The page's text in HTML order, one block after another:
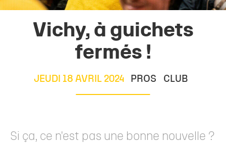
Vichy, à guichets
fermés !
JEUDI 18 AVRIL 2024 PROS CLUB
Si ça, ce n'est pas une bonne nouvelle ?